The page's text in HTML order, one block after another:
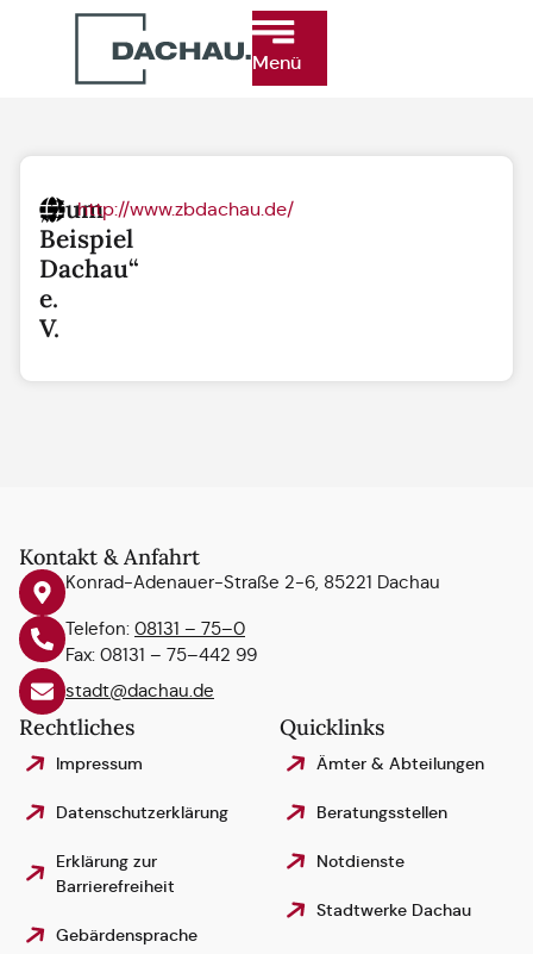
Menü
„Zum
Beispiel
Dachau“
e.
V.
http://www.zbdachau.de/
Kontakt & Anfahrt
Konrad-Adenauer-Straße 2-6, 85221 Dachau
Telefon: 08131 – 75–0
Fax: 08131 – 75–442 99
stadt@dachau.de
Rechtliches
Impressum
Datenschutzerklärung
Erklärung zur
Barrierefreiheit
Gebärdensprache
Quicklinks
Ämter & Abteilungen
Beratungsstellen
Notdienste
Stadtwerke Dachau